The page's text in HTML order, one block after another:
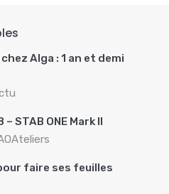
Alga : 1 an et demi
STAB ONE Mark II
faire ses feuilles